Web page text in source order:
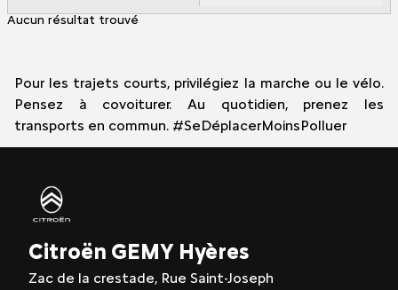
Aucun résultat trouvé
Pour les trajets courts, privilégiez la marche ou le vélo.
Pensez à covoiturer. Au quotidien, prenez les
transports en commun. #SeDéplacerMoinsPolluer
Citroën GEMY Hyères
Zac de la crestade, Rue Saint-Joseph